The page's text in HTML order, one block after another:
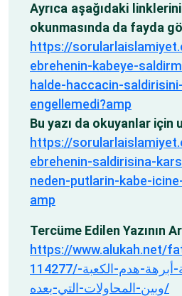
Ayrıca aşağıdaki
okunmasında da fayda
https://
ebrehenin-kabeye-
halde-haccacin-
engellemedi?amp
Bu yazı da okuyanlar için
https://
ebrehenin-saldirisina-
neden-putlarin-kabe-
amp
Tercüme Edilen Yazının
https://www.alukah.net/
114277/الفرق-بين-محاولة-أبرهة-هدم-الكعبة-
وبين-المحاولات-التي-بعده/